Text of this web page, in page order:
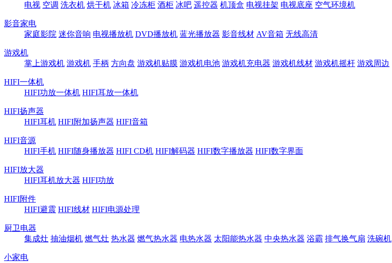
电视 空调 洗衣机 烘干机 冰箱 冷冻柜 酒柜 冰吧 遥控器 机顶盒 电视挂架 电视底座 空气环境机
影音家电
家庭影院 迷你音响 电视播放机 DVD播放机 蓝光播放器 影音线材 AV音箱 无线高清
游戏机
掌上游戏机 游戏机 手柄 方向盘 游戏机贴膜 游戏机电池 游戏机充电器 游戏机线材 游戏机摇杆 游戏周边
HIFI一体机
HIFI功放一体机 HIFI耳放一体机
HIFI扬声器
HIFI耳机 HIFI附加扬声器 HIFI音箱
HIFI音源
HIFI手机 HIFI随身播放器 HIFI CD机 HIFI解码器 HIFI数字播放器 HIFI数字界面
HIFI放大器
HIFI耳机放大器 HIFI功放
HIFI附件
HIFI避震 HIFI线材 HIFI电源处理
厨卫电器
集成灶 抽油烟机 燃气灶 热水器 燃气热水器 电热水器 太阳能热水器 中央热水器 浴霸 排气换气扇 洗碗机
小家电